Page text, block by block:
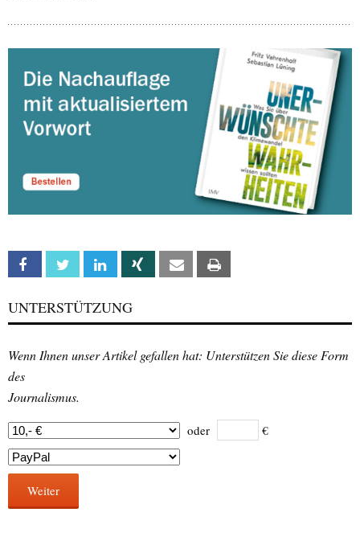
Facebook Twitter Linkedin Xing Email
UNTERSTÜTZUNG
Wenn Ihnen unser Artikel gefallen hat: Unterstützen Sie diese Form
des
Journalismus.
oder €
Weiter